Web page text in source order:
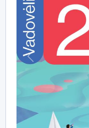
tik tada, kai jie turi
Praeitas